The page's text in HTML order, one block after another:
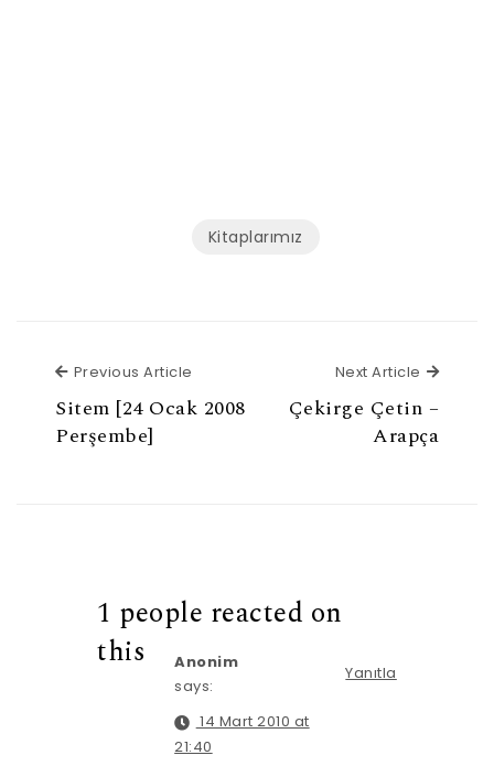
Kitaplarımız
Previous Article
Sitem [24 Ocak 2008
Perşembe]
Next Article Next
Çekirge Çetin –
Arapça
1 people reacted on
this
Yanıtla
Anonim
says:
14 Mart 2010 at
21:40